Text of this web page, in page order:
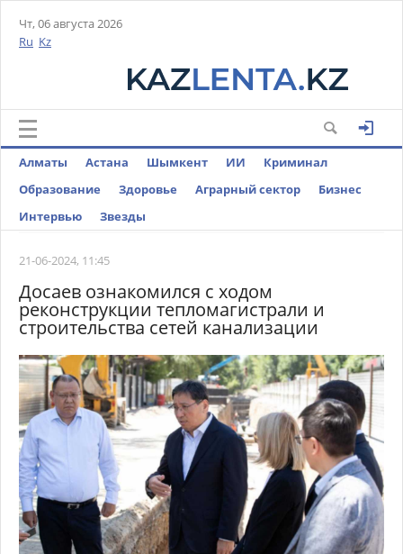
Чт, 06 августа 2026
Ru Kz
Алматы Астана Шымкент ИИ
Криминал
Образование
Здоровье Аграрный сектор
Бизнес
Интервью
Звезды
21-06-2024, 11:45
Досаев ознакомился с ходом
реконструкции тепломагистрали и
строительства сетей канализации